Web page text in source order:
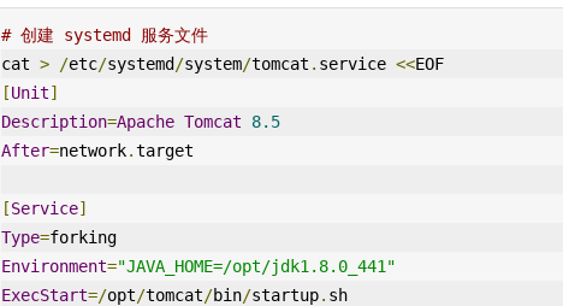
# 创建 systemd 服务文件
cat > /etc/systemd /system/tomcat . service <<EOF
[Unit]
Description=Apache Tomcat
8.5
After=network.target
[Service]
Type=forking
Environment="JAVA_HOME=/opt/jdk1.8.0_441"
ExecStart=/opt/tomcat/bin/startup. sh